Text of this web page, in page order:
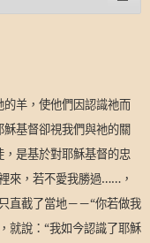
羊，使他們因認識祂而
基督卻視我們與祂的關
是基於對耶穌基督的忠
來，若不愛我勝過……，
直截了當地－－“你若做我
就說：“我如今認識了耶穌